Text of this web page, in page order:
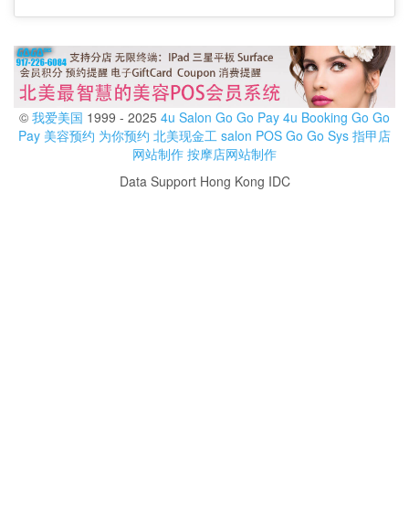
© 我爱美国 1999 - 2025 4u Salon Go Go Pay 4u Booking Go Go
Pay 美容预约 为你预约 北美现金工 salon POS Go Go Sys 指甲店
网站制作 按摩店网站制作
Data Support Hong Kong IDC